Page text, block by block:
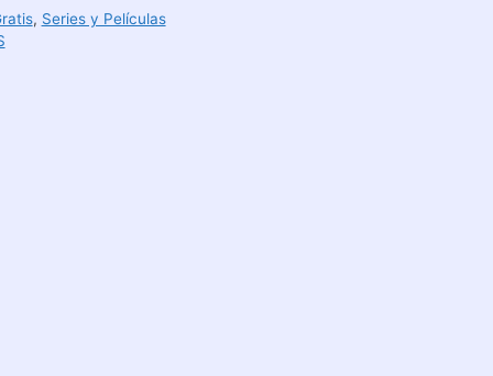
, Series y Películas